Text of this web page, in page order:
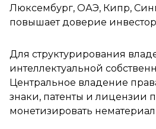
Люксембург, ОАЭ, Кипр,
повышает доверие
Для структурирования
интеллектуальной
Центральное владение
знаки, патенты и лицензии
монетизировать